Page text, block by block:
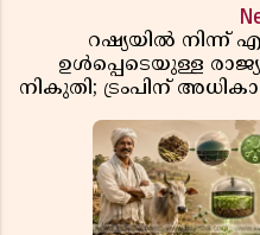
റഷ്യയിൽ നിന്ന്
ഉൾപ്പെടെയുള്ള
നികുതി; ട്രംപിന്